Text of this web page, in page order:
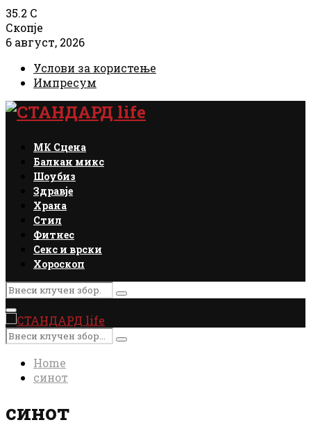
35.2 C
Скопје
6 август, 2026
Услови за користење
Импресум
Facebook
Instagram
Email
Rss
МК Сцена
Балкан микс
Шоубиз
Здравје
Храна
Стил
Фитнес
Секс и врски
Хороскоп
Search
for:
Search
Primary
Menu
Search
for:
Search
Home
синот
синот